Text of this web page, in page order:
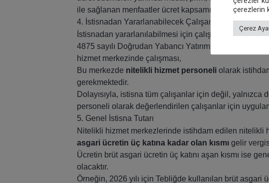
ile sağlanan menfaatler ücret kapsamında
4. İstisnadan Yararlanabilecek Çalışanlar
İstisnadan yararlanılabilmesi için çalışanın;
4875 sayılı Doğrudan Yabancı Yatırımlar
hizmet merkezinde çalışması,
Bu merkezde nitelikli hizmet personeliolarak
gerekmektedir.
Dolayısıyla, istisna tüm çalışanlar için değil,
personeli olarak değerlendirilen çalışanlar için
5. Genel İstisna Tutarı
Nitelikli hizmet merkezlerinde istihdam edilen nitelikli
asgari ücretin üç katına kadar olan kısmıgelir
Ücretin brüt asgari ücretin üç katını aşan kısmı ise
olacaktır.
Örneğin, 2026 yılı için Tebliğde kullanılan brüt asgari
çerezlerin
Çerez